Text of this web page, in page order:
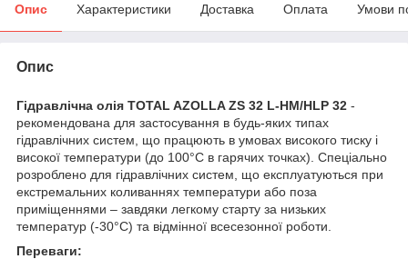
Опис Характеристики Доставка Оплата Умови
Опис
Гідравлічна олія TOTAL AZOLLA ZS 32 L-HM/HLP 32 -
рекомендована для застосування в будь-яких типах
гідравлічних систем, що працюють в умовах високого тиску і
високої температури (до 100°С в гарячих точках). Спеціально
розроблено для гідравлічних систем, що експлуатуються при
екстремальних коливаннях температури або поза
приміщеннями – завдяки легкому старту за низьких
температур (-30°С) та відмінної всесезонної роботи.
Переваги: